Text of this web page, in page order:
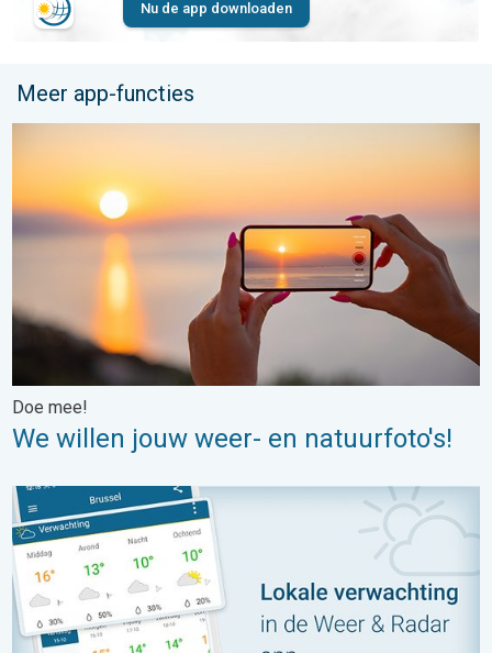
Nu de app downloaden
Meer app-functies
Doe mee!
We willen jouw weer- en natuurfoto's!
Hoe is het weer in…? De lokale verwachting. Het weer